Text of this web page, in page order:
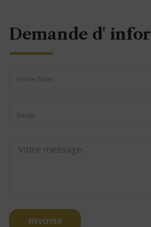
Demande d'
ENVOYER